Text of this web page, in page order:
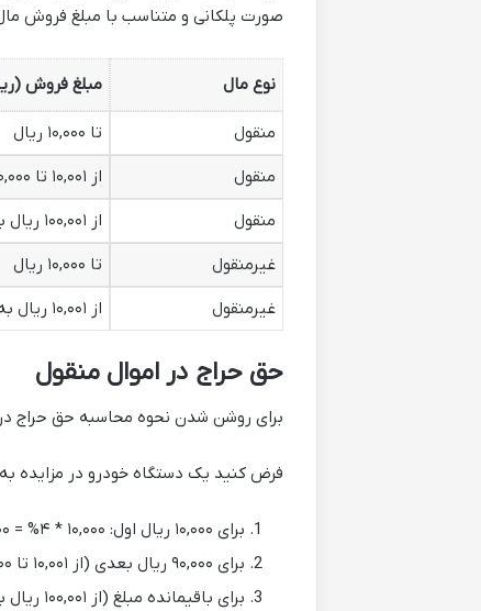
صورت پلکانی و متناسب با مبلغ فروش
نوع مال مبلغ فروش
منقول تا ۱۰,۰۰۰ ریال
منقول
از ۱۰,۰۰۱ تا ۱۰۰,۰۰۰ ریال
منقول
از ۱۰۰,۰۰۱ ریال به بالا
غیرمنقول
تا ۱۰,۰۰۰ ریال
غیرمنقول
از ۱۰,۰۰۱ ریال به بالا
حق حراج در اموال منقول
برای روشن شدن نحوه محاسبه حق حراج در
فرض کنید یک دستگاه خودرو در مزایده به مبلغ 1,500,000,000 ریال به فروش
برای ۱۰,۰۰۰ ریال اول: ۱۰,۰۰۰ * ۴% = ۴۰۰ ریال
برای ۹۰,۰۰۰ ریال بعدی (از ۱۰,۰۰۱ تا ۱۰۰,۰۰۰): ۹۰,۰۰۰ * ۳% = ۲,۷۰۰ ریال